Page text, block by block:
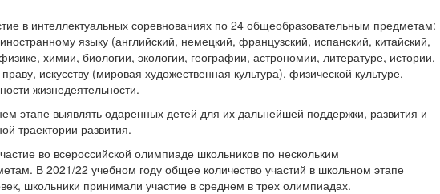
в интеллектуальных соревнованиях по 24 общеобразовательным предметам:
языку (английский, немецкий, французский, испанский, китайский,
химии, биологии, экологии, географии, астрономии, литературе, истории,
искусству (мировая художественная культура), физической культуре,
жизнедеятельности.
этапе выявлять одаренных детей для их дальнейшей поддержки, развития и
траектории развития.
во всероссийской олимпиаде школьников по нескольким
В 2021/22 учебном году общее количество участий в школьном этапе
школьники принимали участие в среднем в трех олимпиадах.